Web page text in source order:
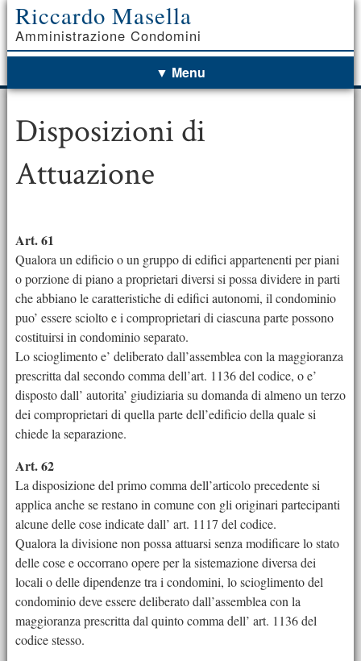
Riccardo Masella
Amministrazione Condomini
Disposizioni di
Attuazione
Art. 61
Qualora un edificio o un gruppo di edifici appartenenti per piani
o porzione di piano a proprietari diversi si possa dividere in parti
che abbiano le caratteristiche di edifici autonomi, il condominio
puo’ essere sciolto e i comproprietari di ciascuna parte possono
costituirsi in condominio separato.
Lo scioglimento e’ deliberato dall’assemblea con la maggioranza
prescritta dal secondo comma dell’art. 1136 del codice, o e’
disposto dall’ autorita’ giudiziaria su domanda di almeno un terzo
dei comproprietari di quella parte dell’edificio della quale si
chiede la separazione.
Art. 62
La disposizione del primo comma dell’articolo precedente si
applica anche se restano in comune con gli originari partecipanti
alcune delle cose indicate dall’ art. 1117 del codice.
Qualora la divisione non possa attuarsi senza modificare lo stato
delle cose e occorrano opere per la sistemazione diversa dei
locali o delle dipendenze tra i condomini, lo scioglimento del
condominio deve essere deliberato dall’assemblea con la
maggioranza prescritta dal quinto comma dell’ art. 1136 del
codice stesso.